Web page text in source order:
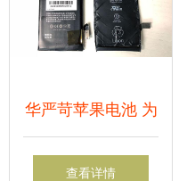
华严苛苹果电池 为
经典手机延续生命
查看详情